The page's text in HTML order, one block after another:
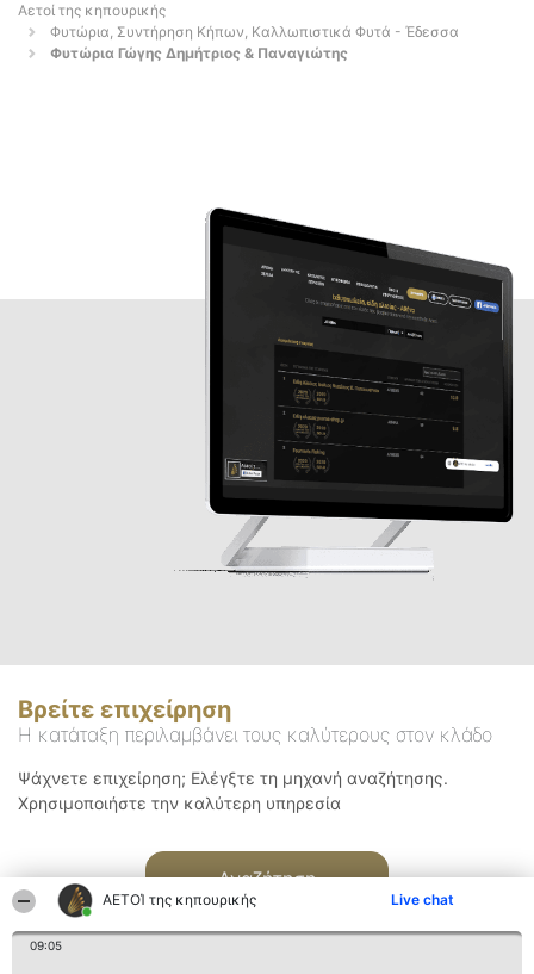
ΑΕΤΟΊ της κηπουρικής Live chat
09:05
Αετοί της κηπουρικής
Φυτώρια, Συντήρηση Κήπων, Καλλωπιστικά Φυτά - Έδεσσα
Φυτώρια Γώγης Δημήτριος & Παναγιώτης
Βρείτε επιχείρηση
Η κατάταξη περιλαμβάνει τους καλύτερους στον κλάδο
Ψάχνετε επιχείρηση; Ελέγξτε τη μηχανή αναζήτησης.
Χρησιμοποιήστε την καλύτερη υπηρεσία
Αναζήτηση